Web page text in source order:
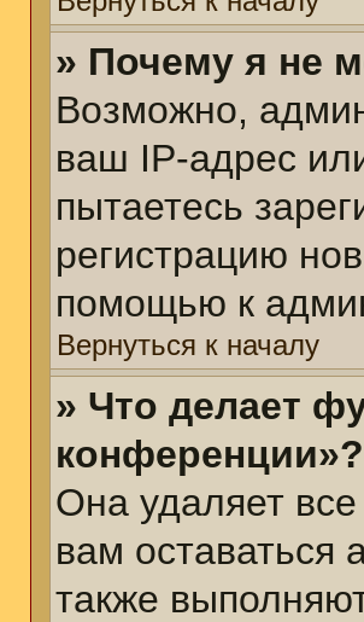
» Почему я не
Возможно,
ваш IP-адрес
пытаетесь
регистрацию
помощью к
Вернуться к началу
» Что делает
конференции»?
Она удаляет
вам оставаться
также